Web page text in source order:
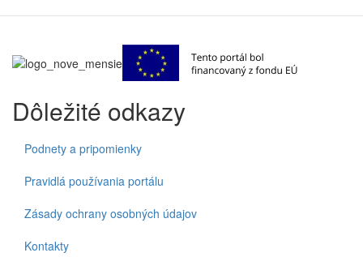
Dôležité odkazy
Podnety a pripomienky
Pravidlá používania portálu
Zásady ochrany osobných údajov
Kontakty